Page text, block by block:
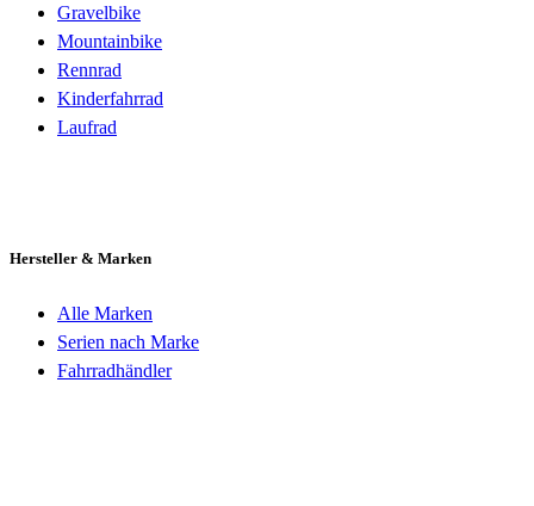
Gravelbike
Mountainbike
Rennrad
Kinderfahrrad
Laufrad
Hersteller & Marken
Alle Marken
Serien nach Marke
Fahrradhändler